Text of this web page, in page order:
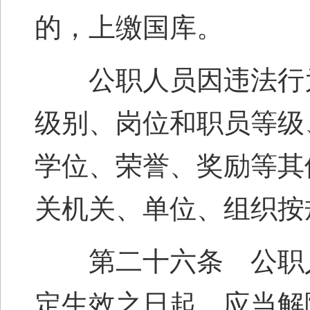
的，上缴国库。
公职人员因违法行
级别、岗位和职员等
学位、荣誉、奖励等
关机关、单位、组织
第二十六条 公职人